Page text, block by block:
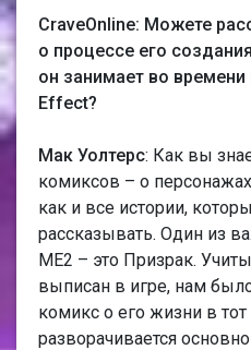
CraveOnline: Можете
о процессе его
он занимает во времени
Effect?
Мак Уолтерс: Как вы
комиксов – о
как и все истории,
рассказывать. Один из
МЕ2 – это Призрак.
выписан в игре, нам
комикс о его жизни в
разворачивается